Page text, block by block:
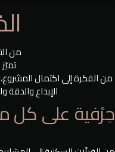
من
الإبداع والدقة
حِرْفيةعلى كل